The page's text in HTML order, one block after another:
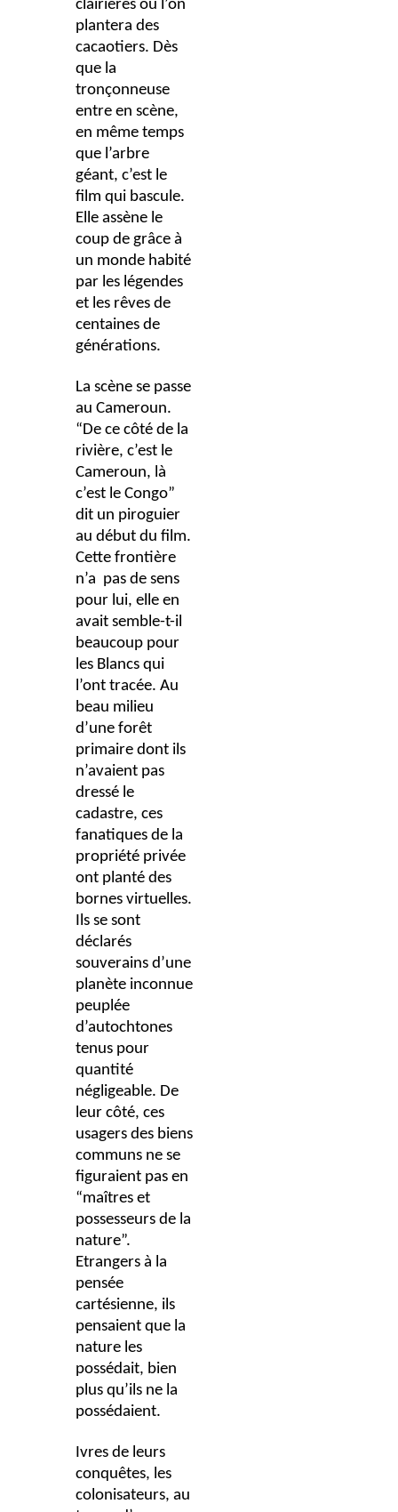
clairières où l’on
plantera des
cacaotiers. Dès
que la
tronçonneuse
entre en scène,
en même temps
que l’arbre
géant, c’est le
film qui bascule.
Elle assène le
coup de grâce à
un monde habité
par les légendes
et les rêves de
centaines de
générations.
La scène se passe
au Cameroun.
“De ce côté de la
rivière, c’est le
Cameroun, là
c’est le Congo”
dit un piroguier
au début du film.
Cette frontière
n’a pas de sens
pour lui, elle en
avait semble-t-il
beaucoup pour
les Blancs qui
l’ont tracée. Au
beau milieu
d’une forêt
primaire dont ils
n’avaient pas
dressé le
cadastre, ces
fanatiques de la
propriété privée
ont planté des
bornes virtuelles.
Ils se sont
déclarés
souverains d’une
planète inconnue
peuplée
d’autochtones
tenus pour
quantité
négligeable. De
leur côté, ces
usagers des biens
communs ne se
figuraient pas en
“maîtres et
possesseurs de la
nature”.
Etrangers à la
pensée
cartésienne, ils
pensaient que la
nature les
possédait, bien
plus qu’ils ne la
possédaient.
Ivres de leurs
conquêtes, les
colonisateurs, au